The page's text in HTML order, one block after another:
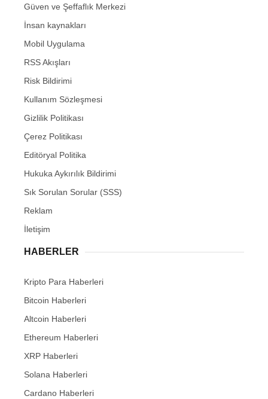
Güven ve Şeffaflık Merkezi
İnsan kaynakları
Mobil Uygulama
RSS Akışları
Risk Bildirimi
Kullanım Sözleşmesi
Gizlilik Politikası
Çerez Politikası
Editöryal Politika
Hukuka Aykırılık Bildirimi
Sık Sorulan Sorular (SSS)
Reklam
İletişim
HABERLER
Kripto Para Haberleri
Bitcoin Haberleri
Altcoin Haberleri
Ethereum Haberleri
XRP Haberleri
Solana Haberleri
Cardano Haberleri